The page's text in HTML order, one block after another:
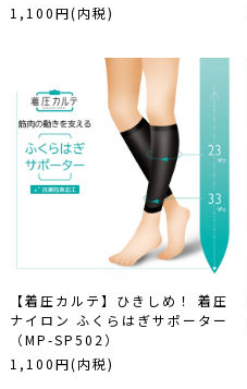
1,100円(内税)
【着圧カルテ】ひきしめ！ 着圧
ナイロン ふくらはぎサポーター
（MP-SP502）
1,100円(内税)